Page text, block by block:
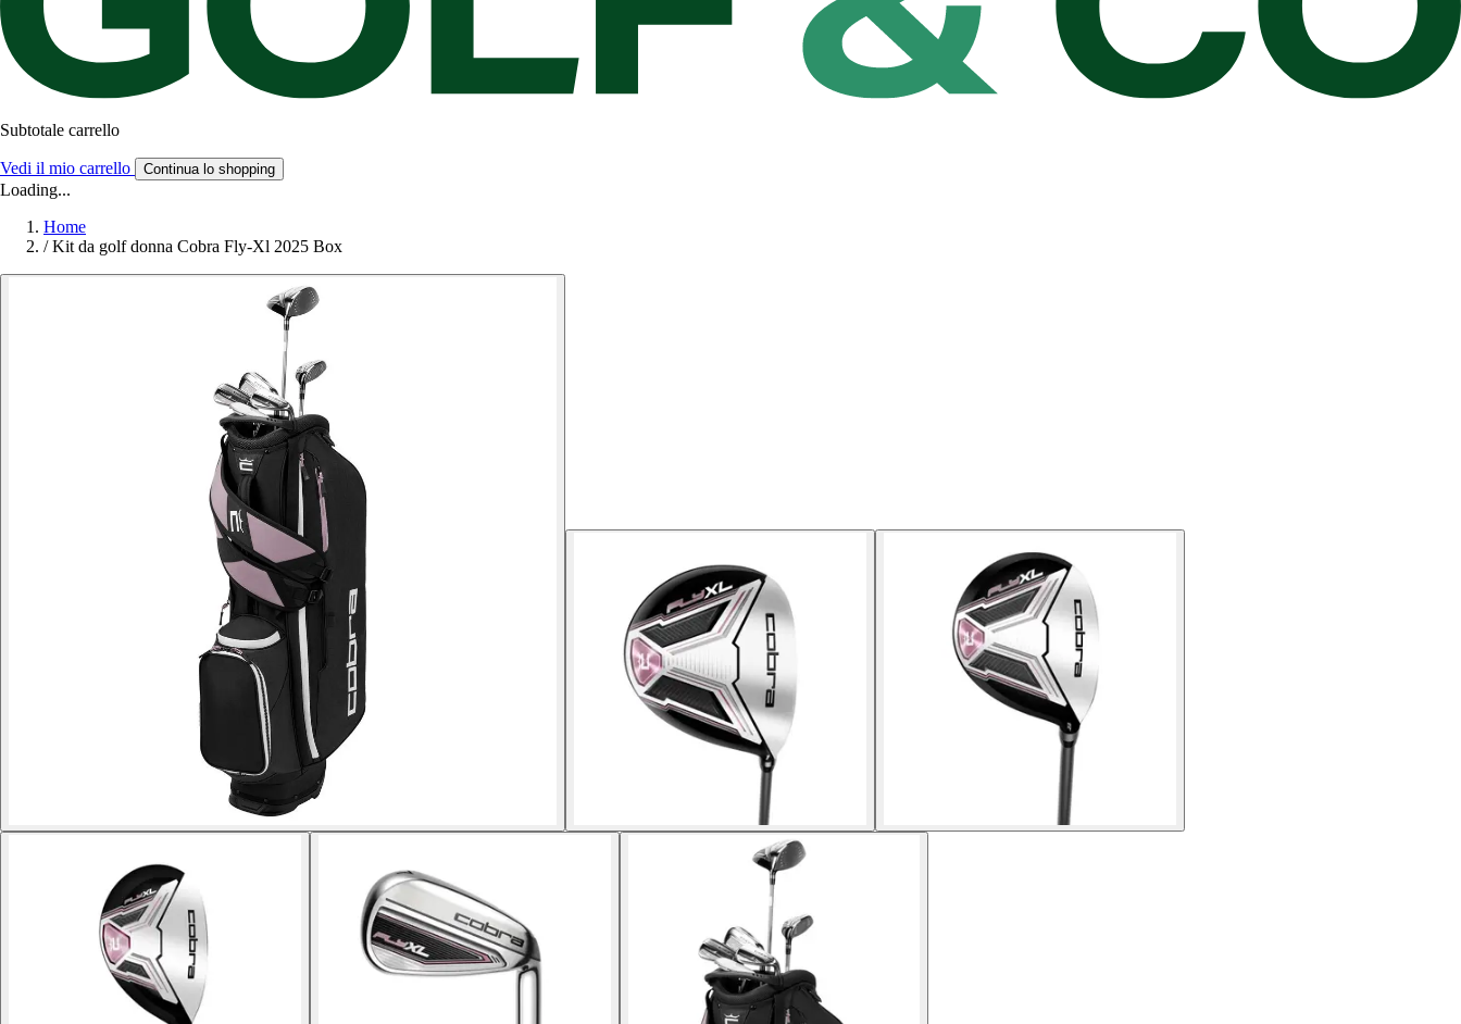
Subtotale carrello
Vedi il mio carrello Continua lo shopping
Loading...
Home
/ Kit da golf donna Cobra Fly-Xl 2025 Box